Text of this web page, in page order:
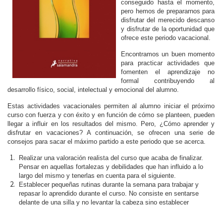
conseguido hasta el momento,
pero hemos de prepararnos para
disfrutar del merecido descanso
y disfrutar de la oportunidad que
ofrece este periodo vacacional.
Encontramos un buen momento
para practicar actividades que
fomenten el aprendizaje no
formal contribuyendo al
desarrollo físico, social, intelectual y emocional del alumno.
Estas actividades vacacionales permiten al alumno iniciar el próximo
curso con fuerza y con éxito y en función de cómo se planteen, pueden
llegar a influir en los resultados del mismo. Pero, ¿Cómo aprender y
disfrutar en vacaciones? A continuación, se ofrecen una serie de
consejos para sacar el máximo partido a este periodo que se acerca.
Realizar una valoración realista del curso que acaba de finalizar.
Pensar en aquellas fortalezas y debilidades que han influido a lo
largo del mismo y tenerlas en cuenta para el siguiente.
Establecer pequeñas rutinas durante la semana para trabajar y
repasar lo aprendido durante el curso. No consiste en sentarse
delante de una silla y no levantar la cabeza sino establecer